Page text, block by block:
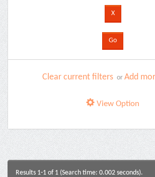
Clear current filters or Add
View Option
Results 1-1 of 1 (Search time: 0.002 seconds).